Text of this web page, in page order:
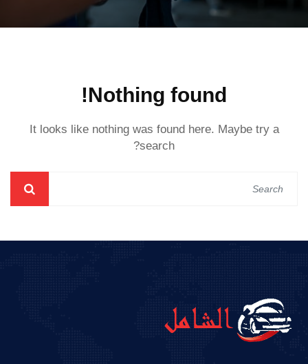
Nothing found!
It looks like nothing was found here. Maybe try a
search?